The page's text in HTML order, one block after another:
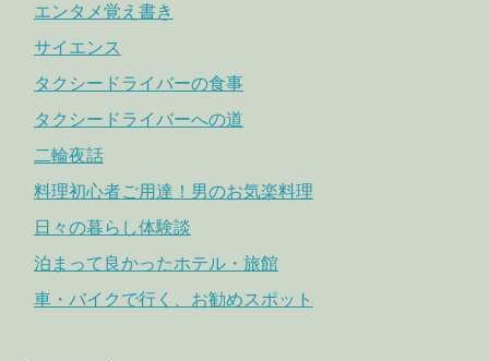
エンタメ覚え書き
サイエンス
タクシードライバーの食事
タクシードライバーへの道
二輪夜話
料理初心者ご用達！男のお気楽料理
日々の暮らし体験談
泊まって良かったホテル・旅館
車・バイクで行く、お勧めスポット